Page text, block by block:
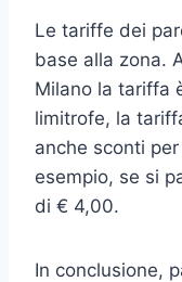
Le tariffe dei
base alla zona.
Milano la tariffa
limitrofe, la
anche sconti
esempio, se si
di € 4,00.
In conclusione,